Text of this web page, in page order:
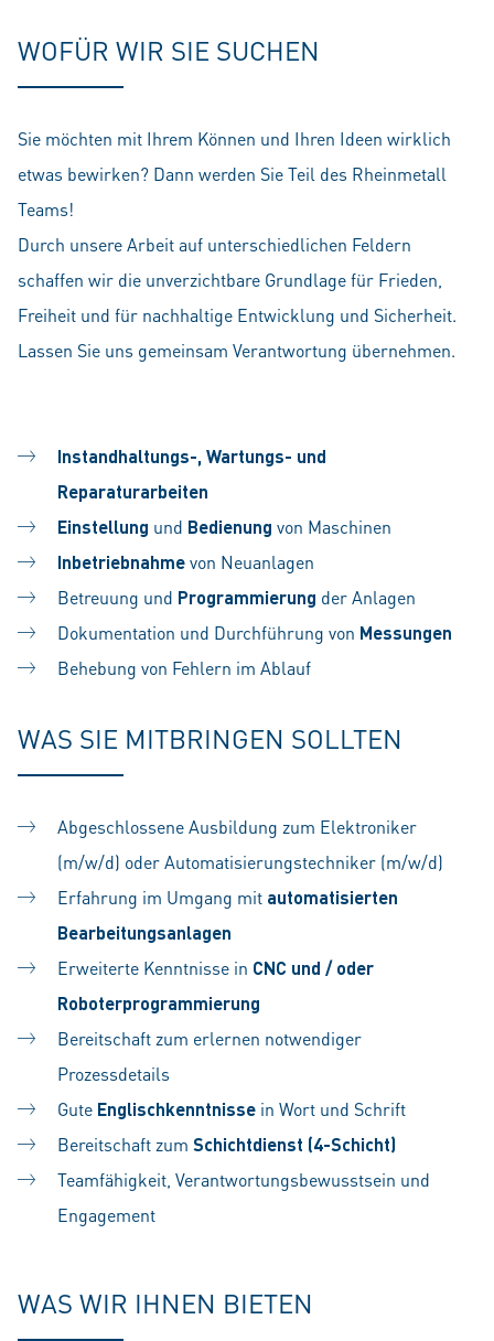
WOFÜR WIR SIE SUCHEN
Sie möchten mit Ihrem Können und Ihren Ideen wirklich
etwas bewirken? Dann werden Sie Teil des Rheinmetall
Teams!
Durch unsere Arbeit auf unterschiedlichen Feldern
schaffen wir die unverzichtbare Grundlage für Frieden,
Freiheit und für nachhaltige Entwicklung und Sicherheit.
Lassen Sie uns gemeinsam Verantwortung übernehmen.
Instandhaltungs-, Wartungs- und
Reparaturarbeiten
Einstellung und Bedienung von Maschinen
Inbetriebnahmevon Neuanlagen
Betreuung und Programmierung der Anlagen
Dokumentation und Durchführung von Messungen
Behebung von Fehlern im Ablauf
WAS SIE MITBRINGEN SOLLTEN
Abgeschlossene Ausbildung zum Elektroniker
(m/w/d) oder Automatisierungstechniker (m/w/d)
Erfahrung im Umgang mit automatisierten
Bearbeitungsanlagen
Erweiterte Kenntnisse in CNC und / oder
Roboterprogrammierung
Bereitschaft zum erlernen notwendiger
Prozessdetails
Gute Englischkenntnisse in Wort und Schrift
Bereitschaft zum Schichtdienst (4-Schicht)
Teamfähigkeit, Verantwortungsbewusstsein und
Engagement
WAS WIR IHNEN BIETEN